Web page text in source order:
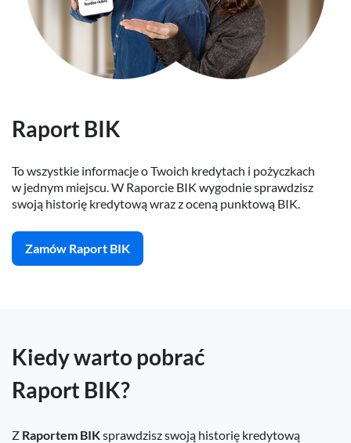
Chcę włączyć ochronę
Jeśli nie masz konta w BIK, a chcesz chronić się przed wyłudzeniami,
Rejestracja i zakup Alertów BIK 36 zł
A może jedno i drugie?
Jeśli chcesz regularnie sprawdzać swoje dane w BIK oraz włączyć
Rejestracja i zakup Pakietu BIK 129 zł
Raport BIK
To wszystkie informacje o Twoich kredytach i pożyczkach
w jednym miejscu. W Raporcie BIK wygodnie sprawdzisz
swoją historię kredytową wraz z oceną punktową BIK.
Zamów Raport BIK
Kiedy warto pobrać
Raport BIK?
Z Raportem BIKsprawdzisz swoją historię kredytową